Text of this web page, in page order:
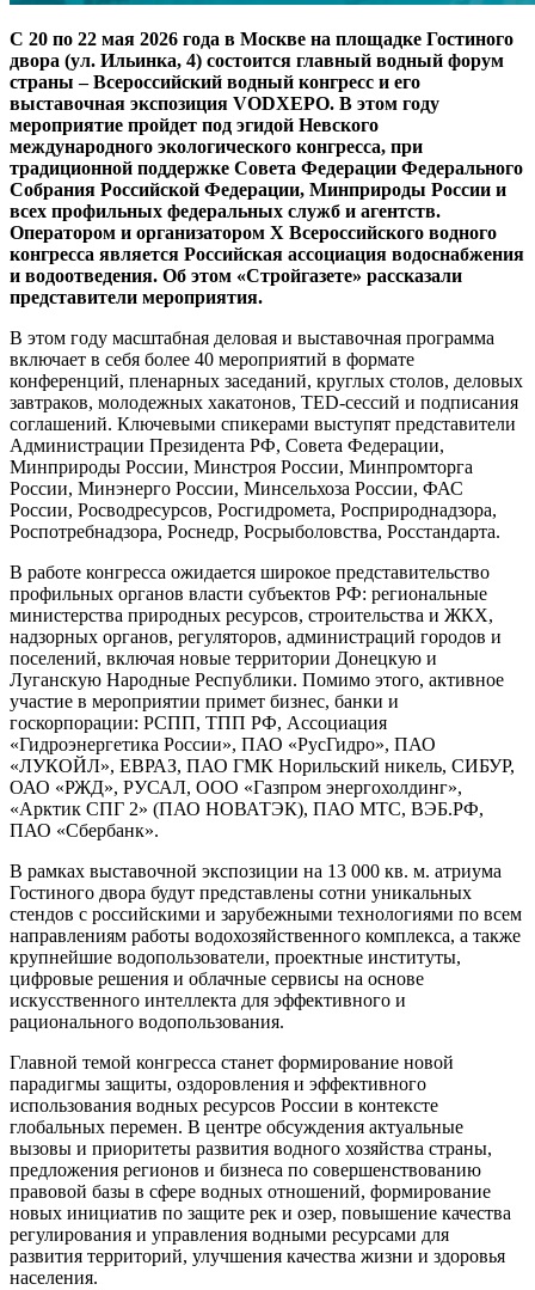
С 20 по 22 мая 2026 года в Москве на площадке Гостиного
двора (ул. Ильинка, 4) состоится главный водный форум
страны – Всероссийский водный конгресс и его
выставочная экспозиция VODXEPO. В этом году
мероприятие пройдет под эгидой Невского
международного экологического конгресса, при
традиционной поддержке Совета Федерации Федерального
Собрания Российской Федерации, Минприроды России и
всех профильных федеральных служб и агентств.
Оператором и организатором X Всероссийского водного
конгресса является Российская ассоциация водоснабжения
и водоотведения. Об этом «Стройгазете» рассказали
представители мероприятия.
В этом году масштабная деловая и выставочная программа
включает в себя более 40 мероприятий в формате
конференций, пленарных заседаний, круглых столов, деловых
завтраков, молодежных хакатонов, TED-сессий и подписания
соглашений. Ключевыми спикерами выступят представители
Администрации Президента РФ, Совета Федерации,
Минприроды России, Минстроя России, Минпромторга
России, Минэнерго России, Минсельхоза России, ФАС
России, Росводресурсов, Росгидромета, Росприроднадзора,
Роспотребнадзора, Роснедр, Росрыболовства, Росстандарта.
В работе конгресса ожидается широкое представительство
профильных органов власти субъектов РФ: региональные
министерства природных ресурсов, строительства и ЖКХ,
надзорных органов, регуляторов, администраций городов и
поселений, включая новые территории Донецкую и
Луганскую Народные Республики. Помимо этого, активное
участие в мероприятии примет бизнес, банки и
госкорпорации: РСПП, ТПП РФ, Ассоциация
«Гидроэнергетика России», ПАО «РусГидро», ПАО
«ЛУКОЙЛ», ЕВРАЗ, ПАО ГМК Норильский никель, СИБУР,
ОАО «РЖД», РУСАЛ, ООО «Газпром энергохолдинг»,
«Арктик СПГ 2» (ПАО НОВАТЭК), ПАО МТС, ВЭБ.РФ,
ПАО «Сбербанк».
В рамках выставочной экспозиции на 13 000 кв. м. атриума
Гостиного двора будут представлены сотни уникальных
стендов с российскими и зарубежными технологиями по всем
направлениям работы водохозяйственного комплекса, а также
крупнейшие водопользователи, проектные институты,
цифровые решения и облачные сервисы на основе
искусственного интеллекта для эффективного и
рационального водопользования.
Главной темой конгресса станет формирование новой
парадигмы защиты, оздоровления и эффективного
использования водных ресурсов России в контексте
глобальных перемен. В центре обсуждения актуальные
вызовы и приоритеты развития водного хозяйства страны,
предложения регионов и бизнеса по совершенствованию
правовой базы в сфере водных отношений, формирование
новых инициатив по защите рек и озер, повышение качества
регулирования и управления водными ресурсами для
развития территорий, улучшения качества жизни и здоровья
населения.